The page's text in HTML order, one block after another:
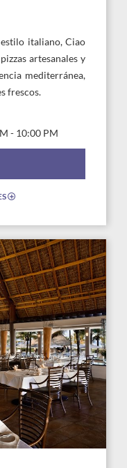
italiano, Ciao
artesanales y
mediterránea,
frescos.
- 10:00 PM